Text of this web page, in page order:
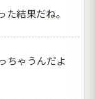
結果だね。
ちゃうんだよ